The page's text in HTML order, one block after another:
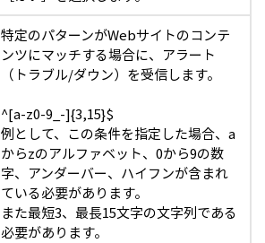
特定のパターンがWebサイトのコンテ
ンツにマッチする場合に、アラート
（トラブル/ダウン）を受信します。
^[a-z0-9_-]{3,15}$
例として、この条件を指定した場合、a
からzのアルファベット、0から9の数
字、アンダーバー、ハイフンが含まれ
ている必要があります。
また最短3、最長15文字の文字列である
必要があります。